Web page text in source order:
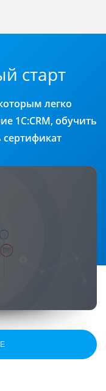
старт
легко
1С:CRM, обучить